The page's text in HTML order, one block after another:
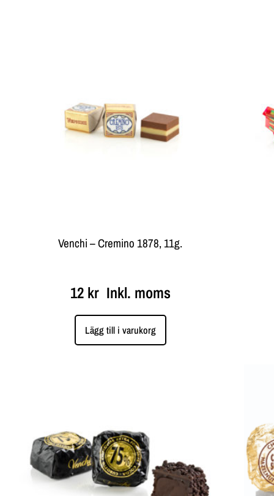
Venchi – Cremino 1878, 11g.
12 krInkl. moms
Lägg till i varukorg